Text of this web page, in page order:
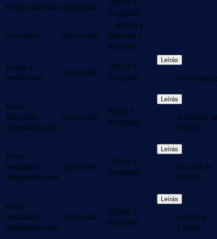
Extra takarítás Opcionális 200,00 €
/foglalás
Hosztesz Opcionális
1 400,00 €
hetente +
étkezés
Kutya a
fedélzeten
Opcionális 150,00 €
/foglalás
Leírás
.on request
Korai
beszállás
/Bejelentkezés
Opcionális 90,00 €
/foglalás
Leírás
.BRONZE
15:00H
Korai
beszállás
/Bejelentkezés
Opcionális 150,00 €
/foglalás
Leírás
.SILVER at
13:30H
Korai
beszállás
/Bejelentkezés
Opcionális 250,00 €
/foglalás
Leírás
.GOLD at
12:00H